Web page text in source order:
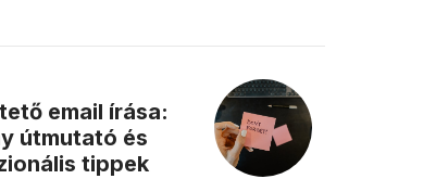
email írása:
útmutató és
tippek